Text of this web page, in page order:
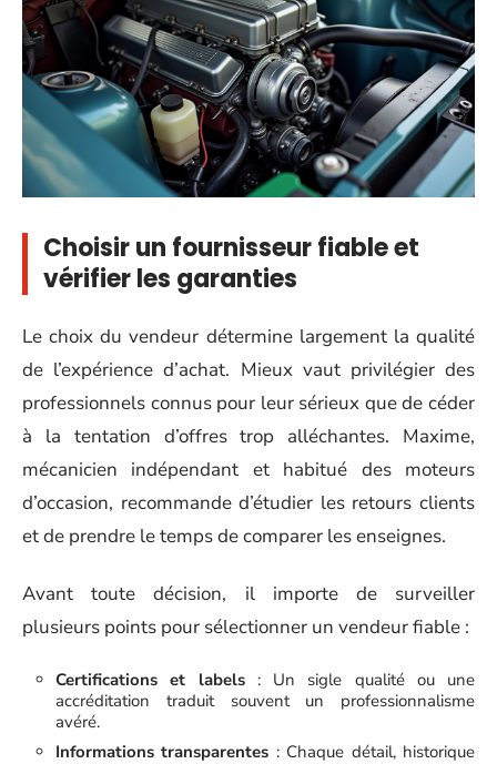
Choisir un fournisseur fiable et
vérifier les garanties
Le choix du vendeur détermine largement la qualité
de l’expérience d’achat. Mieux vaut privilégier des
professionnels connus pour leur sérieux que de céder
à la tentation d’offres trop alléchantes. Maxime,
mécanicien indépendant et habitué des moteurs
d’occasion, recommande d’étudier les retours clients
et de prendre le temps de comparer les enseignes.
Avant toute décision, il importe de surveiller
plusieurs points pour sélectionner un vendeur fiable :
Certifications et labels: Un sigle qualité ou une
accréditation traduit souvent un professionnalisme
avéré.
Informations transparentes : Chaque détail, historique